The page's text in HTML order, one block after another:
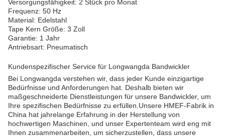
Versorgungsfähigkeit: 2 Stück pro Monat
Frequenz: 50 Hz
Material: Edelstahl
Tape Kern Größe: 3 Zoll
Garantie: 1 Jahr
Antriebsart: Pneumatisch
Kundenspezifischer Service für Longwangda Bandwickler
Bei Longwangda verstehen wir, dass jeder Kunde einzigartige
Bedürfnisse und Anforderungen hat. Deshalb bieten wir
maßgeschneiderte Dienstleistungen für unsere Bandwickler, um
Ihre spezifischen Bedürfnisse zu erfüllen.Unsere HMEF-Fabrik in
China hat jahrelange Erfahrung in der Herstellung von
hochwertigen Maschinen, und unser Expertenteam wird eng mit
Ihnen zusammenarbeiten, um sicherzustellen, dass unsere